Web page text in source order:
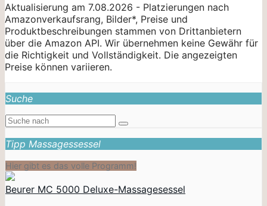
Aktualisierung am 7.08.2026 - Platzierungen nach
Amazonverkaufsrang, Bilder*, Preise und
Produktbeschreibungen stammen von Drittanbietern
über die Amazon API. Wir übernehmen keine Gewähr für
die Richtigkeit und Vollständigkeit. Die angezeigten
Preise können variieren.
Suche
Tipp Massagessessel
Hier gibt es das volle Programm!
Beurer MC 5000 Deluxe-Massagesessel